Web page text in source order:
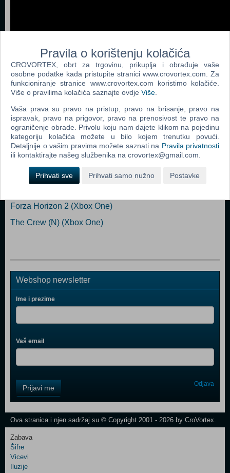
Dodaj u košaricu
Popularno
Forza Horizon 3 (N) (Xbox One)
Need For Speed Rivals (N) (Xbox One)
Trackmania turbo (N) (Xbox One)
Forza Horizon 2 (Xbox One)
The Crew (N) (Xbox One)
Webshop newsletter
Ime i prezime
Vaš email
Field
One
Control
Two
Prijavi me Odjava
Ova stranica i njen sadržaj su © Copyright 2001 - 2026 by CroVortex.
Zabava
Šifre
Vicevi
Iluzije
Pravila o korištenju kolačića
CROVORTEX, obrt za trgovinu, prikuplja i obrađuje vaše
osobne podatke kada pristupite stranici www.crovortex.com. Za
funkcioniranje stranice www.crovortex.com koristimo kolačiće.
Više o pravilima kolačića saznajte ovdje Više
Vaša prava su pravo na pristup, pravo na brisanje, pravo na
ispravak, pravo na prigovor, pravo na prenosivost te pravo na
ograničenje obrade. Privolu koju nam dajete klikom na pojedinu
kategoriju kolačića možete u bilo kojem trenutku povući.
Detaljnije o vašim pravima možete saznati na Pravila privatnosti
ili kontaktirajte našeg službenika na crovortex@gmail.com.
Prihvati sve Prihvati samo nužno Postavke